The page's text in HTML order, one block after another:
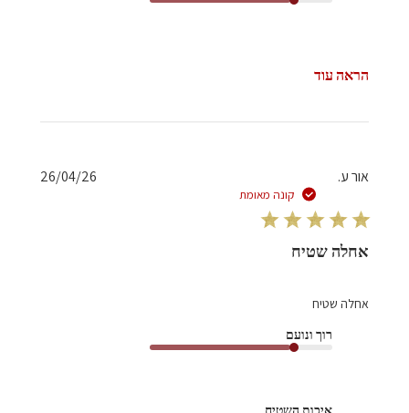
הראה עוד
אור ע.
קונה מאומת
אחלה שטיח
אחלה שטיח
רוך ונועם
26/04/26